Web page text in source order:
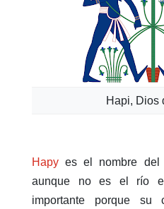
Hapi, Dios
Hapy es el nombre del
aunque no es el río
importante porque su